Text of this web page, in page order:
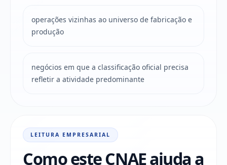
operações vizinhas ao universo de fabricação e
produção
negócios em que a classificação oficial precisa
refletir a atividade predominante
LEITURA EMPRESARIAL
Como este CNAE ajuda a